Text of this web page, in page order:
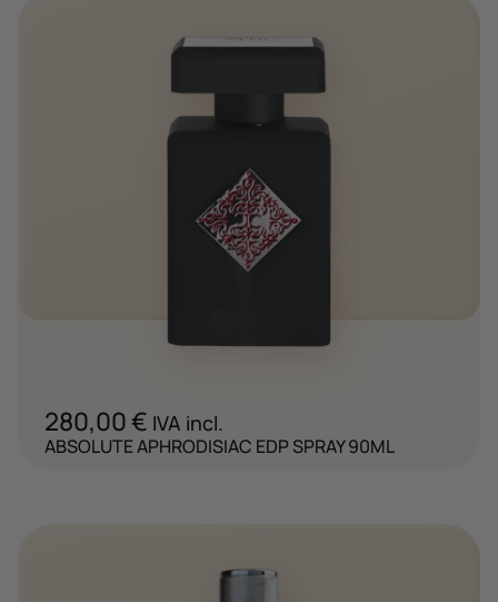
280,00€ IVA incl.
ABSOLUTE APHRODISIAC EDP SPRAY 90ML